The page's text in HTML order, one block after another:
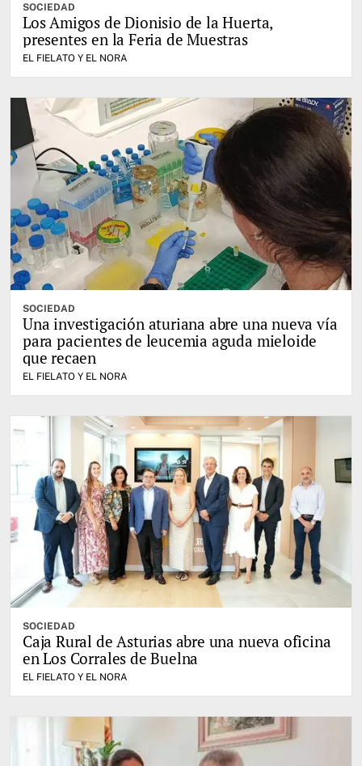
SOCIEDAD
Los Amigos de Dionisio de la Huerta,
presentes en la Feria de Muestras
EL FIELATO Y EL NORA
SOCIEDAD
Una investigación aturiana abre una nueva vía
para pacientes de leucemia aguda mieloide
que recaen
EL FIELATO Y EL NORA
SOCIEDAD
Caja Rural de Asturias abre una nueva oficina
en Los Corrales de Buelna
EL FIELATO Y EL NORA